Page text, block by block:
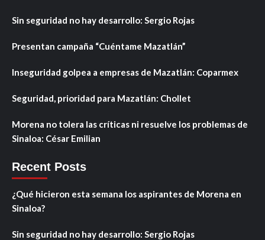
Sin seguridad no hay desarrollo: Sergio Rojas
Presentan campaña “Cuéntame Mazatlán”
Inseguridad golpea a empresas de Mazatlán: Coparmex
Seguridad, prioridad para Mazatlán: Chollet
Morena no tolera las críticas ni resuelve los problemas de
Sinaloa: César Emilian
Recent Posts
¿Qué hicieron esta semana los aspirantes de Morena en
Sinaloa?
Sin seguridad no hay desarrollo: Sergio Rojas